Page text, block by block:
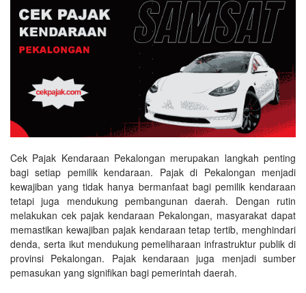
Cek Pajak Kendaraan Pekalongan merupakan langkah penting
bagi setiap pemilik kendaraan. Pajak di Pekalongan menjadi
kewajiban yang tidak hanya bermanfaat bagi pemilik kendaraan
tetapi juga mendukung pembangunan daerah. Dengan rutin
melakukan cek pajak kendaraan Pekalongan, masyarakat dapat
memastikan kewajiban pajak kendaraan tetap tertib, menghindari
denda, serta ikut mendukung pemeliharaan infrastruktur publik di
provinsi Pekalongan. Pajak kendaraan juga menjadi sumber
pemasukan yang signifikan bagi pemerintah daerah.